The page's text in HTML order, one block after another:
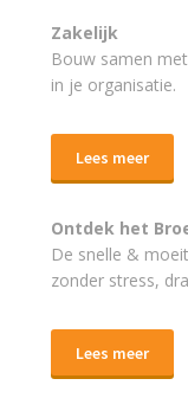
Zakelijk
Bouw samen
in je organisatie.
Lees meer
Ontdek het
De snelle &
zonder stress,
Lees meer